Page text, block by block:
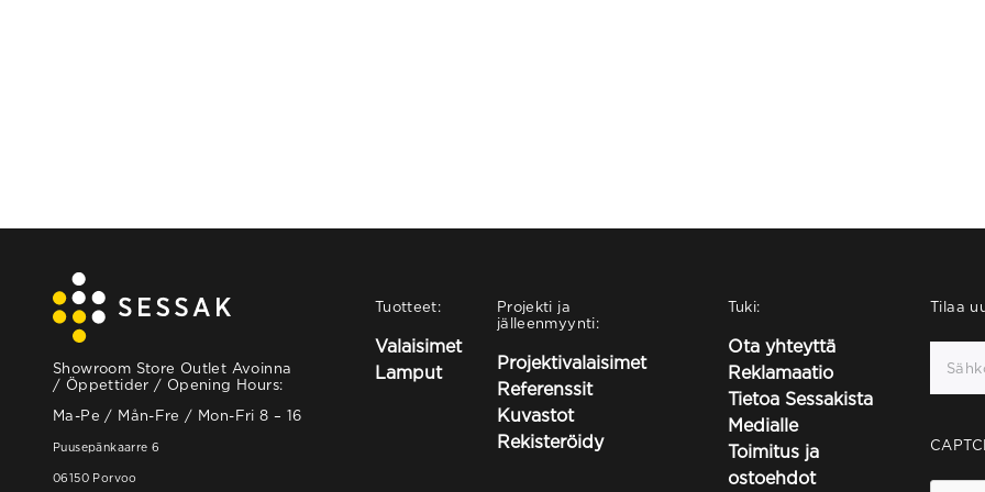
Showroom Store Outlet Avoinna
/ Öppettider / Opening Hours:
Ma-Pe / Mån-Fre / Mon-Fri 8 – 16
Puusepänkaarre 6
06150 Porvoo
Tuotteet:
Valaisimet
Lamput
Projekti ja
jälleenmyynti:
Projektivalaisimet
Referenssit
Kuvastot
Rekisteröidy
Tuki:
Ota yhteyttä
Reklamaatio
Tietoa Sessakista
Medialle
Toimitus ja
ostoehdot
Tilaa